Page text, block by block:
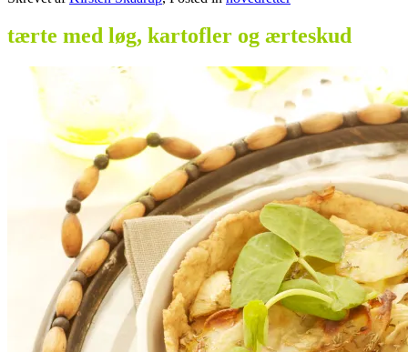
tærte med løg, kartofler og ærteskud